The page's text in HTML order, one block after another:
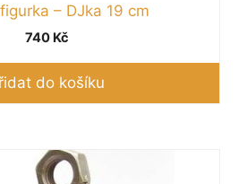
– DJka 19 cm
740 Kč
do košíku